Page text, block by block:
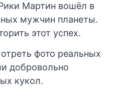
Мартин вошёл в
мужчин планеты.
этот успех.
фото реальных
добровольно
кукол.